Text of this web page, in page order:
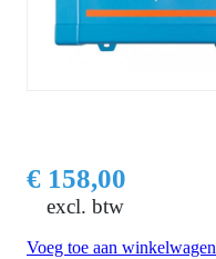
€ 158,00
excl. btw
Voeg toe aan winkelwagen